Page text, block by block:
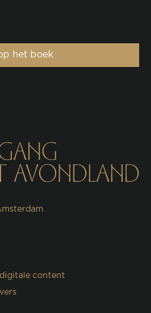
het boek
content